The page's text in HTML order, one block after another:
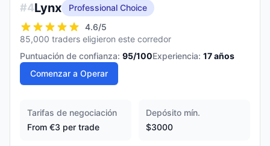
#4Lynx
Professional Choice
4.6/5
85,000 traders eligieron este corredor
Puntuación de confianza: 95/100Experiencia: 17años
Comenzar a Operar
Tarifas de negociación
From €3 per trade
Depósito mín.
$3000